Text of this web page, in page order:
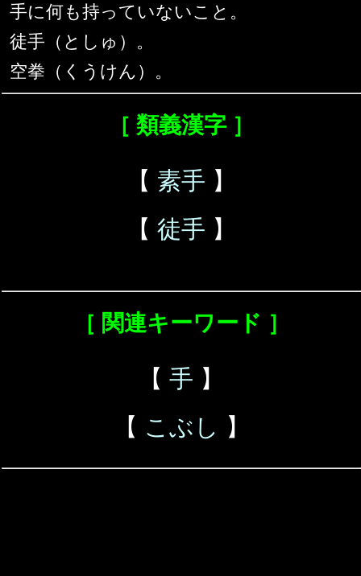
手に何も持っていないこと。
徒手（としゅ）。
空拳（くうけん）。
［ 類義漢字 ］
【 素手 】
【 徒手 】
［ 関連キーワード ］
【 手 】
【 こぶし 】